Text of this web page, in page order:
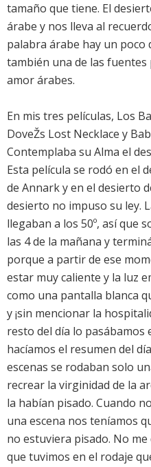
tamaño que tiene. El
árabe y nos lleva al
palabra árabe hay un poco
también una de las fuentes
amor árabes.
En mis tres películas, Los
DoveŽs Lost Necklace y
Contemplaba su Alma el
Esta película se rodó en el
de Annark y en el desierto
desierto no impuso su ley.
llegaban a los 50º, así que
las 4 de la mañana y
porque a partir de ese
estar muy caliente y la luz
como una pantalla blanca
y ¡sin mencionar la
resto del día lo pasábamos
hacíamos el resumen del
escenas se rodaban solo
recrear la virginidad de la
la habían pisado. Cuando
una escena nos teníamos
no estuviera pisado. No
que tuvimos en el rodaje